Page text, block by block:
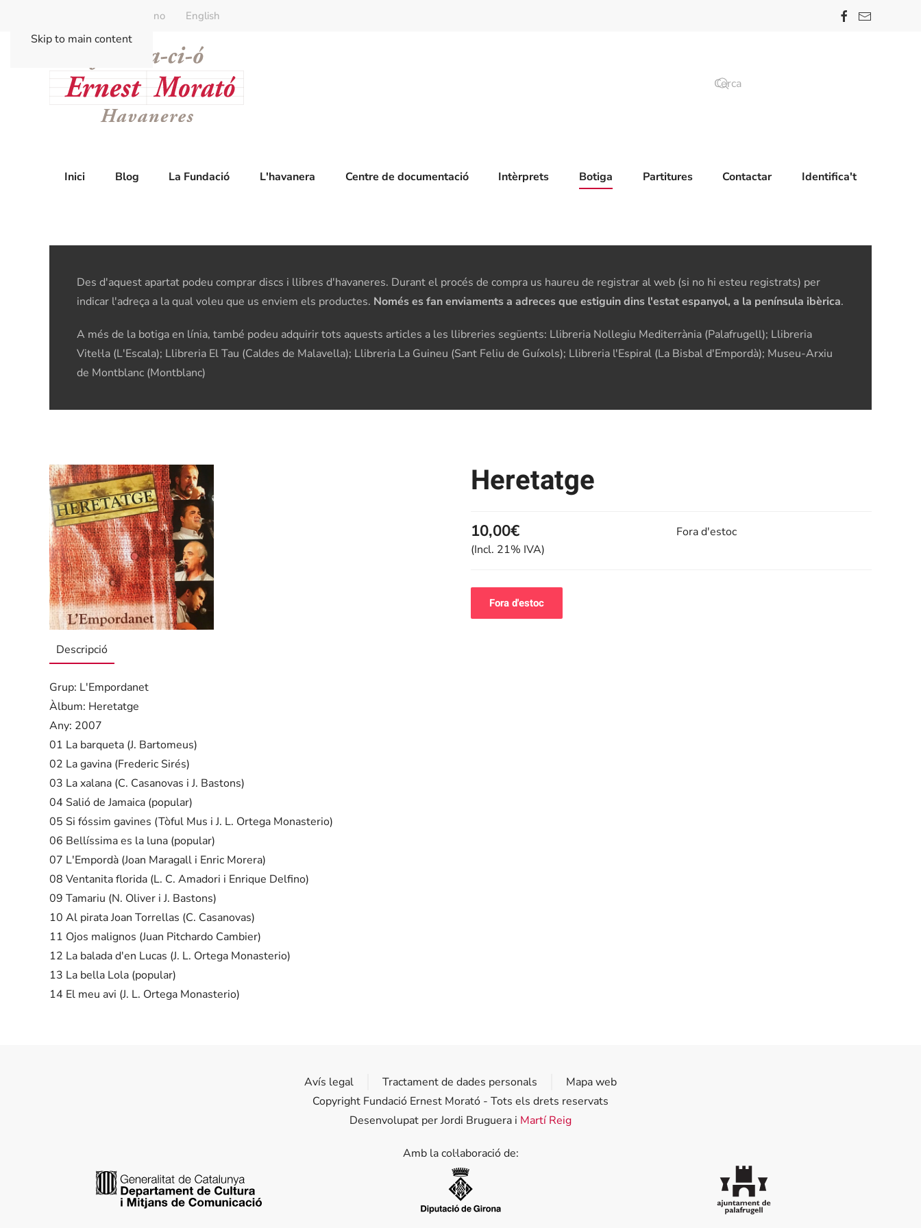
Skip to main content
Castellano English
Inici Blog La Fundació L'havanera Centre de documentació Intèrprets Botiga Partitures Contactar Identifica't
Des d'aquest apartat podeu comprar discs i llibres d'havaneres. Durant el procés de compra us haureu de registrar al web (si no hi esteu registrats) per
indicar l'adreça a la qual voleu que us enviem els productes. Només es fan enviaments a adreces que estiguin dins l'estat espanyol, a la península ibèrica.
A més de la botiga en línia, també podeu adquirir tots aquests articles a les llibreries següents: Llibreria Nollegiu Mediterrània (Palafrugell); Llibreria
Vitel·la (L'Escala); Llibreria El Tau (Caldes de Malavella); Llibreria La Guineu (Sant Feliu de Guíxols); Llibreria l'Espiral (La Bisbal d'Empordà); Museu-Arxiu
de Montblanc (Montblanc)
Heretatge
10,00€
(Incl. 21% IVA)
Fora d'estoc
Descripció
Grup: L'Empordanet
Àlbum: Heretatge
Any: 2007
01 La barqueta (J. Bartomeus)
02 La gavina (Frederic Sirés)
03 La xalana (C. Casanovas i J. Bastons)
04 Salió de Jamaica (popular)
05 Si fóssim gavines (Tòful Mus i J. L. Ortega Monasterio)
06 Bellíssima es la luna (popular)
07 L'Empordà (Joan Maragall i Enric Morera)
08 Ventanita florida (L. C. Amadori i Enrique Delfino)
09 Tamariu (N. Oliver i J. Bastons)
10 Al pirata Joan Torrellas (C. Casanovas)
11 Ojos malignos (Juan Pitchardo Cambier)
12 La balada d'en Lucas (J. L. Ortega Monasterio)
13 La bella Lola (popular)
14 El meu avi (J. L. Ortega Monasterio)
Avís legal Tractament de dades personals
Mapa web
Copyright Fundació Ernest Morató - Tots els drets reservats
Desenvolupat per Jordi Bruguera i Martí Reig
Amb la col·laboració de:
Generalitat de Catalunya Diputació de Girona Ajuntament de Palafrugell